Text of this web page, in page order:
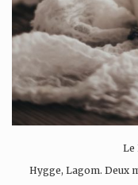
Le
Hygge, Lagom. Deux